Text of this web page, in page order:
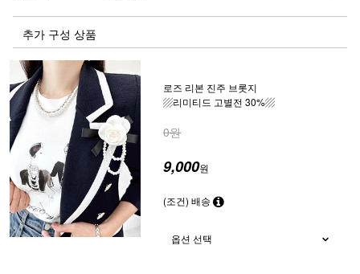
추가 구성 상품
로즈 리본 진주 브롯지
▨리미티드 고별전 30%▨
0원
9,000원
(조건) 배송